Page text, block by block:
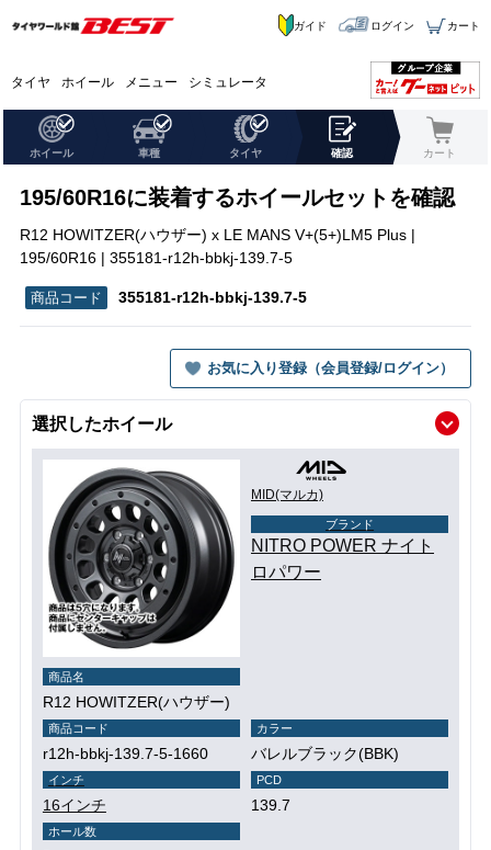
タイヤ ホイール メニュー シミュレータ
ガイド ログイン カート
ホイール 車種 タイヤ 確認 カート
195/60R16に装着するホイールセットを確認
R12 HOWITZER(ハウザー) x LE MANS V+(5+)LM5 Plus |
195/60R16 | 355181-r12h-bbkj-139.7-5
355181-r12h-bbkj-139.7-5
お気に入り登録（会員登録/ログイン）
選択したホイール
MID(マルカ)
ブランド
NITRO POWER ナイト
ロパワー
商品名
R12 HOWITZER(ハウザー)
商品コード
r12h-bbkj-139.7-5-1660
カラー
バレルブラック(BBK)
インチ
16インチ
PCD
139.7
ホール数